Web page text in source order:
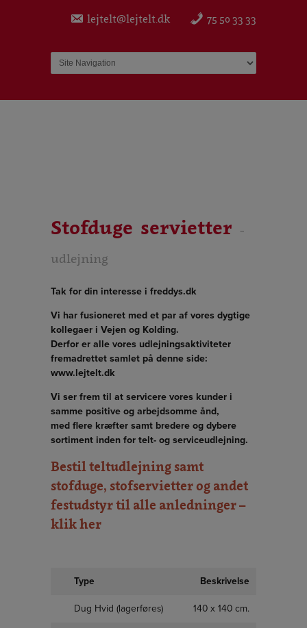
lejtelt@lejtelt.dk 75 50 33 33
Stofduge servietter
-
udlejning
Tak for din interesse i freddys.dk
Vi har fusioneret med et par af vores dygtige
kollegaer i Vejen og Kolding.
Derfor er alle vores udlejningsaktiviteter
fremadrettet samlet på denne side:
www.lejtelt.dk
Vi ser frem til at servicere vores kunder i
samme positive og arbejdsomme ånd,
med flere kræfter samt bredere og dybere
sortiment inden for telt- og serviceudlejning.
Bestil teltudlejning samt
stofduge, stofservietter og andet
festudstyr til alle anledninger –
klik her
Type Beskrivelse
Dug Hvid (lagerføres) 140 x 140 cm.